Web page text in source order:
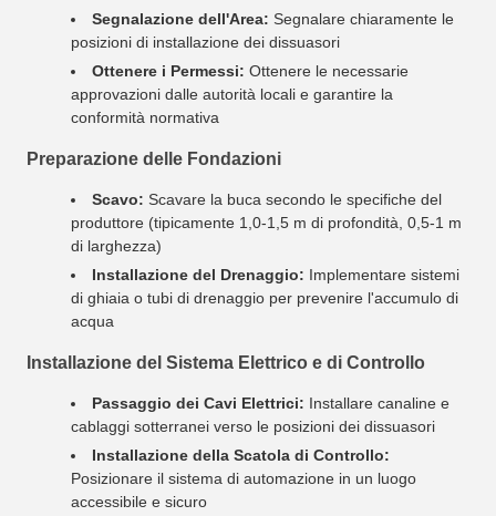
Segnalazione dell'Area: Segnalare chiaramente le
posizioni di installazione dei dissuasori
Ottenere i Permessi: Ottenere le necessarie
approvazioni dalle autorità locali e garantire la
conformità normativa
Preparazione delle Fondazioni
Scavo: Scavare la buca secondo le specifiche del
produttore (tipicamente 1,0-1,5 m di profondità, 0,5-1 m
di larghezza)
Installazione del Drenaggio: Implementare sistemi
di ghiaia o tubi di drenaggio per prevenire l'accumulo di
acqua
Installazione del Sistema Elettrico e di Controllo
Passaggio dei Cavi Elettrici: Installare canaline e
cablaggi sotterranei verso le posizioni dei dissuasori
Installazione della Scatola di Controllo:
Posizionare il sistema di automazione in un luogo
accessibile e sicuro